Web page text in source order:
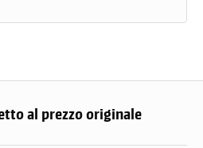
al prezzo originale